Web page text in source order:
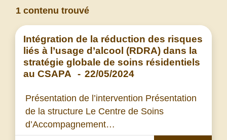
1 contenu trouvé
Intégration de la réduction des risques
liés à l’usage d’alcool (RDRA) dans la
stratégie globale de soins résidentiels
au CSAPA
- 22/05/2024
Présentation de l’intervention Présentation
de la structure Le Centre de Soins
d’Accompagnement…